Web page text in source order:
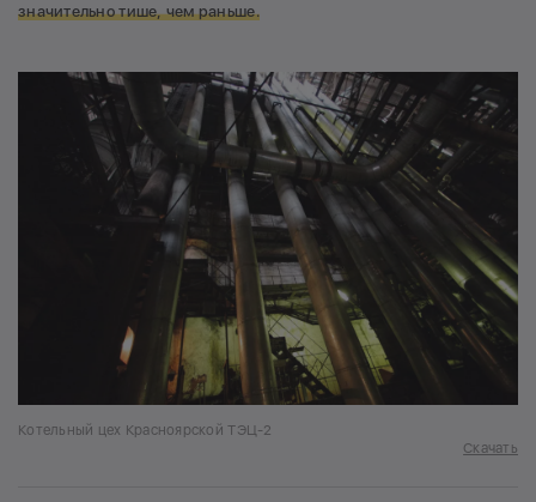
значительно тише, чем раньше.
Котельный цех Красноярской ТЭЦ-2
Скачать